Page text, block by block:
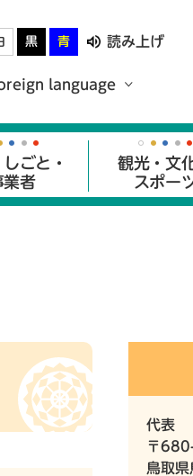
黒 青 読み上げ
language
ごと・
業者
観光・文
スポー
代表
〒
鳥取